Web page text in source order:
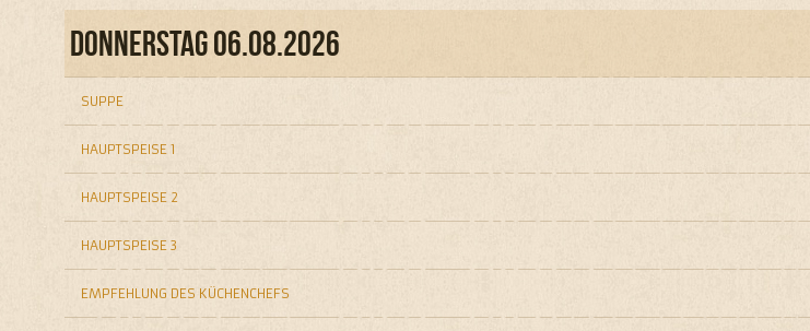
DONNERSTAG 06.08.2026
SUPPE
HAUPTSPEISE 1
HAUPTSPEISE 2
HAUPTSPEISE 3
EMPFEHLUNG DES KÜCHENCHEFS